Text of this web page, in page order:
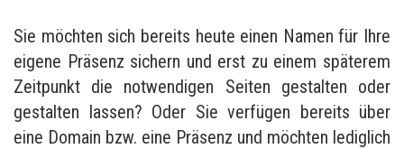
Sie möchten sich bereits heute einen Namen für Ihre
eigene Präsenz sichern und erst zu einem späterem
Zeitpunkt die notwendigen Seiten gestalten oder
gestalten lassen? Oder Sie verfügen bereits über
eine Domain bzw. eine Präsenz und möchten lediglich